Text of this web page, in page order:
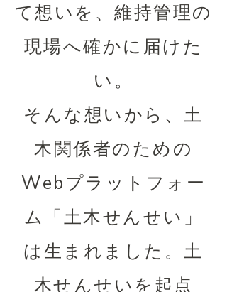
て想いを、維持管理の
現場へ確かに届けた
い。
そんな想いから、土
木関係者のための
Webプラットフォー
ム「土木せんせい」
は生まれました。土
木せんせいを起点